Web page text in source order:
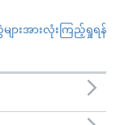
ားအားလုံးကြည့်ရှုရန်